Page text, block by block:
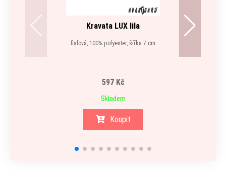
Kravata LUX lila
fialová, 100% polyester, šířka 7 cm
597 Kč
Skladem
Koupit